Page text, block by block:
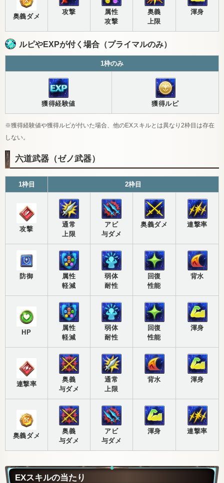
奥義ダメ
攻撃
属性
攻撃
奥義
上限
渾身
ルピやEXPが付く場合（プライマルのみ）
1枠のみ
獲得経験値 獲得ルピ
※獲得経験値や獲得ルピが付いた場合、他のEXスキルとは異なり2枠目は存在
しない。
六道武器（ゼノ武器）
1枠目 2枠目
攻撃
通常
上限
アビ
与ダメ
奥義ダメ 連撃率
防御
属性
軽減
弱体
耐性
回復
性能
背水
HP
属性
軽減
弱体
耐性
回復
性能
渾身
連撃率
奥義
与ダメ
通常
上限
背水 渾身
奥義ダメ
奥義
与ダメ
アビ
与ダメ
渾身 連撃率
EXスキルの当たり